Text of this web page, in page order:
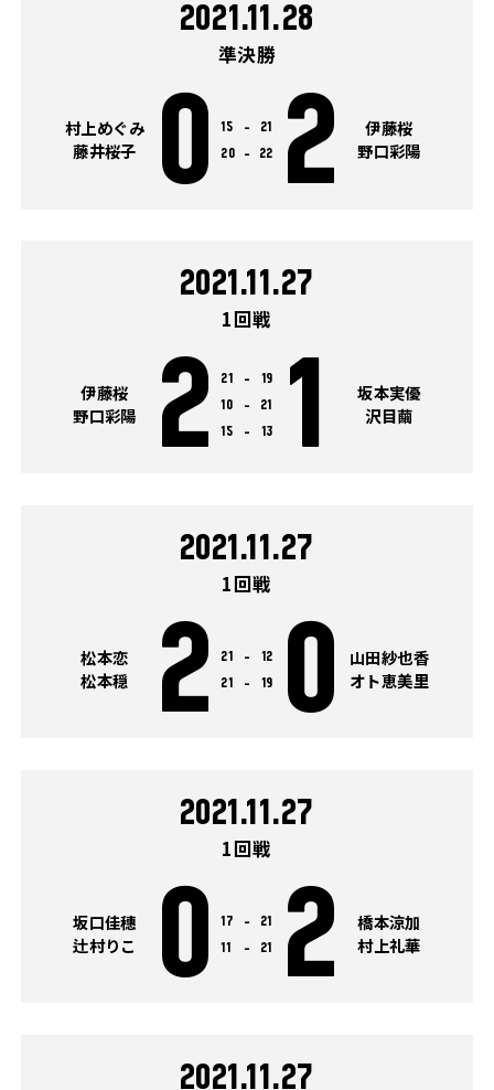
2021.11.28
準決勝
村上めぐみ
藤井桜子
0 15 -
21
20
- 22 2
伊藤桜
野口彩陽
2021.11.27
1回戦
伊藤桜
野口彩陽
2 21 -
19
10
-
21
15
- 13 1
坂本実優
沢目繭
2021.11.27
1回戦
松本恋
松本穏
2 21 -
12
21
- 19 0
山田紗也香
オト恵美里
2021.11.27
1回戦
坂口佳穗
辻村りこ
0 17 -
21
11
- 21 2
橋本涼加
村上礼華
2021.11.27